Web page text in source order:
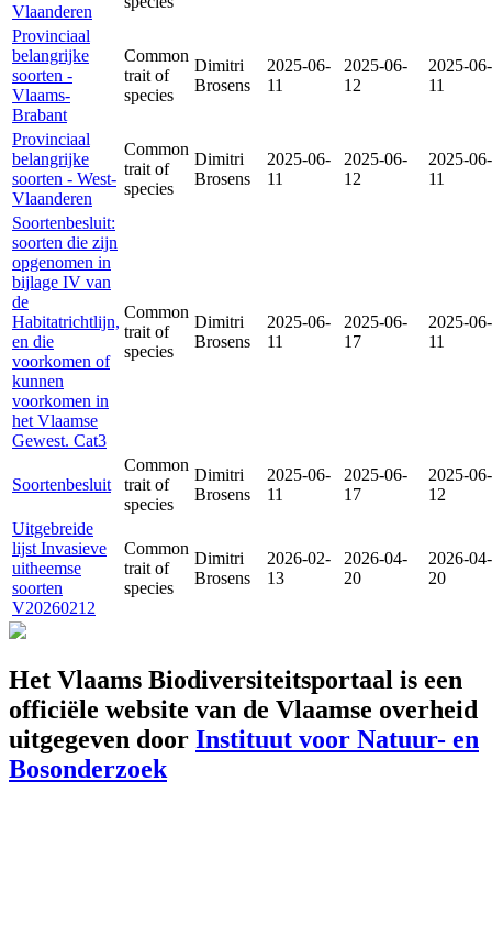
Vlaanderen
Provinciaal
belangrijke
soorten -
Vlaams-
Brabant
Common
trait of
species
Dimitri
Brosens
2025-06-
11
2025-06-
12
2025-06-
11
Provinciaal
belangrijke
soorten - West-
Vlaanderen
Common
trait of
species
Dimitri
Brosens
2025-06-
11
2025-06-
12
2025-06-
11
Soortenbesluit:
soorten die zijn
opgenomen in
bijlage IV van
de
Habitatrichtlijn,
en die
voorkomen of
kunnen
voorkomen in
het Vlaamse
Gewest. Cat3
Common
trait of
species
Dimitri
Brosens
2025-06-
11
2025-06-
17
2025-06-
11
Soortenbesluit
Common
trait of
species
Dimitri
Brosens
2025-06-
11
2025-06-
17
2025-06-
12
Uitgebreide
lijst Invasieve
uitheemse
soorten
V20260212
Common
trait of
species
Dimitri
Brosens
2026-02-
13
2026-04-
20
2026-04-
20
Het Vlaams Biodiversiteitsportaal is een
officiële website van de Vlaamse overheid
uitgegeven door Instituut voor Natuur- en
Bosonderzoek